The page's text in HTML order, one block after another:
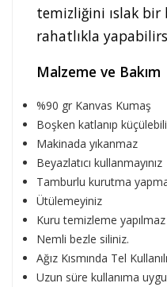
temizliğini ıslak bir
rahatlıkla
Malzeme ve Bakım
%90 gr Kanvas Kumaş
Boşken katlanıp
Makinada yıkanmaz
Beyazlatıcı kullanmayınız
Tamburlu kurutma
Ütülemeyiniz
Kuru temizleme yapılmaz
Nemli bezle siliniz.
Ağız Kısmında Tel
Uzun süre kullanıma